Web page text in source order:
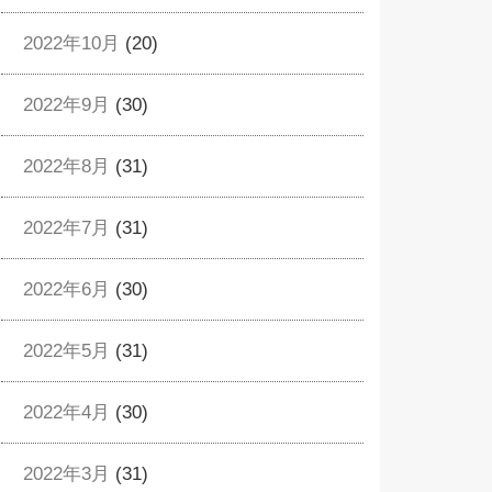
2022年10月 (20)
2022年9月 (30)
2022年8月 (31)
2022年7月 (31)
2022年6月 (30)
2022年5月 (31)
2022年4月 (30)
2022年3月 (31)